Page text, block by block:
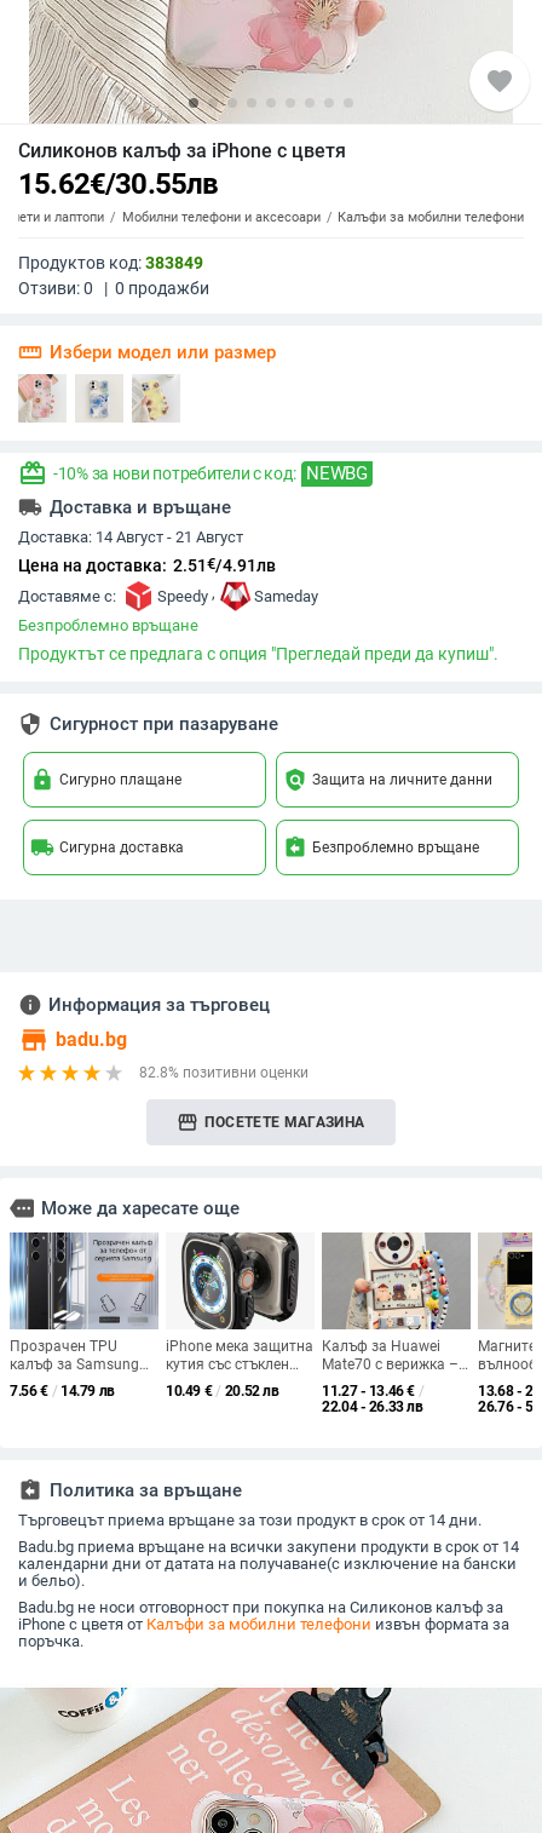
favorite
Силиконов калъф за iPhone с цветя
15.62€/30.55лв
и лаптопи Мобилни телефони и аксесоари Калъфи за мобилни телефони
Продуктов код:383849
Отзиви:0 | 0 продажби
straighten Избери модел или размер
redeem -10% за нови потребители с код: NEWBG
local_shipping Доставка и връщане
Доставка: 14 Август - 21 Август
Цена на доставка: 2.51€/4.91лв
Доставяме с: Speedy ,
Sameday
Безпроблемно връщане
Продуктът се предлага с опция "Прегледай преди да купиш".
security Сигурност при пазаруване
lock Сигурно плащане policy Защита на личните данни
local_shipping Сигурна доставка assignment_return Безпроблемно връщане
info Информация за търговец
store badu.bg
82.8% позитивни оценки
storefront ПОСЕТЕТЕ МАГАЗИНА
more Може да харесате още
Прозрачен TPU
калъф за Samsung
S24 / S24 Ultra, с
пълно покритие и
7.56€ / 14.79 лв
iPhone мека защитна
кутия със стъклен
гръб,
удароустойчива и
персонализация,
Япония и Южна
Корея, китайски стил,
лек аромат
10.49 € / 20.52 лв
Калъф за Huawei
Mate70 с верижка –
пълен силиконов
протектор с дизайн
11.27 - 13.46€ /
22.04 - 26.33 лв
калъф
13.68 -
26.76 -
assignment_return Политика за връщане
Търговецът приема връщане за този продукт в срок от 14 дни.
Badu.bg приема връщане на всички закупени продукти в срок от 14
календарни дни от датата на получаване(с изключение на бански
и бельо).
Badu.bg не носи отговорност при покупка на Силиконов калъф за
iPhone с цветя от Калъфи за мобилни телефони извън формата за
поръчка.